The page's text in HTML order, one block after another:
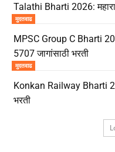
Talathi Bharti 2026:
मुदतवाढ
MPSC Group C Bharti
5707 जागांसाठी भरती
मुदतवाढ
Konkan Railway Bharti
भरती